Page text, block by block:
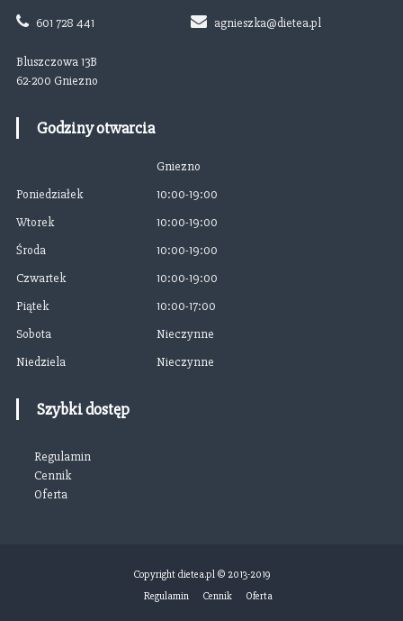
p
u
601 728 441 agnieszka@dietea.pl
Bluszczowa 13B
62-200 Gniezno
Godziny otwarcia
Gniezno
Poniedziałek
10:00-19:00
Wtorek
10:00-19:00
Środa
10:00-19:00
Czwartek
10:00-19:00
Piątek
10:00-17:00
Sobota
Nieczynne
Niedziela
Nieczynne
Szybki dostęp
Regulamin
Cennik
Oferta
Copyright dietea.pl © 2013-2019
Regulamin
Cennik Oferta